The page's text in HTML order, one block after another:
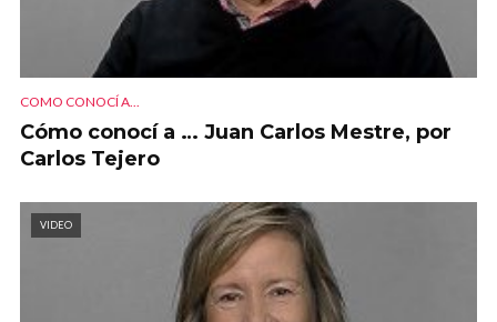
COMO CONOCÍ A...
Cómo conocí a … Juan Carlos Mestre, por
Carlos Tejero
VIDEO